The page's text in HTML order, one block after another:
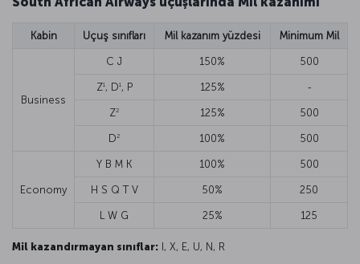
Kabin Uçuş sınıfları Mil kazanım yüzdesi Minimum Mil
Business
C J 150% 500
Z1, D1, P 125% -
Z2 125% 500
D 2 100% 500
Economy
Y B M K 100% 500
H S Q T V 50% 250
L W G 25% 125
Mil kazandırmayan sınıflar: I, X, E, U, N, R